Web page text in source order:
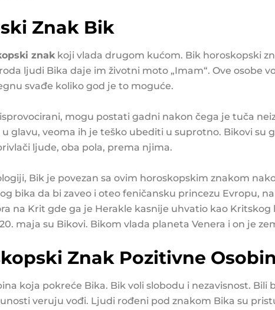
Znak Bik
znakkoji vlada drugom kućom. Bik horoskopski
ljudi Bika daje im životni moto „Imam“. Ove osobe
svađe koliko god je to moguće.
mogu postati gadni nakon čega je tuča
glavu, veoma ih je teško ubediti u suprotno. Bikovi su
ljude, oba pola, prema njima.
Bik je povezan sa ovim horoskopskim znakom
bika da bi zaveo i oteo feničansku princezu Evropu,
na Krit gde ga je Herakle kasnije uhvatio kao
maja su Bikovi. Bikom vlada planeta Venera i on je
Znak Pozitivne
koja pokreće Bika. Bik voli slobodu i nezavisnost.
veruju vođi. Ljudi rođeni pod znakom Bika su